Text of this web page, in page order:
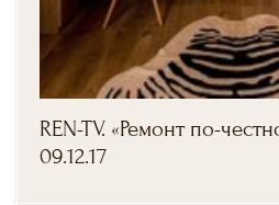
REN-TV. «Ремонт по-
09.12.17